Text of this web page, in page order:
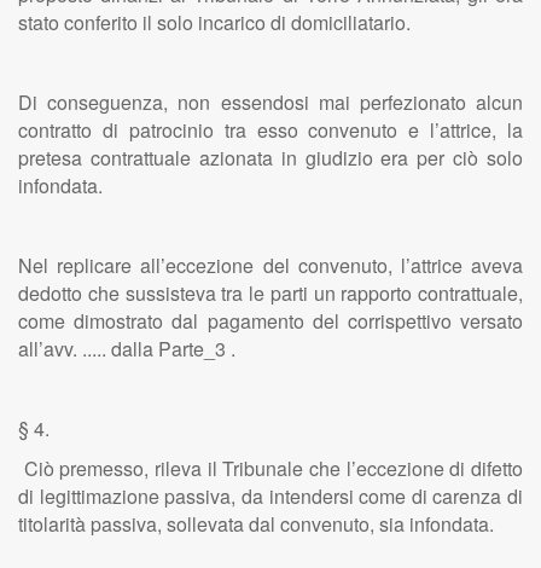
stato conferito il solo incarico di domiciliatario.
Di conseguenza, non essendosi mai perfezionato alcun
contratto di patrocinio tra esso convenuto e l’attrice, la
pretesa contrattuale azionata in giudizio era per ciò solo
infondata.
Nel replicare all’eccezione del convenuto, l’attrice aveva
dedotto che sussisteva tra le parti un rapporto contrattuale,
come dimostrato dal pagamento del corrispettivo versato
all’avv. ..... dalla Parte_3 .
§ 4.
Ciò premesso, rileva il Tribunale che l’eccezione di difetto
di legittimazione passiva, da intendersi come di carenza di
titolarità passiva, sollevata dal convenuto, sia infondata.